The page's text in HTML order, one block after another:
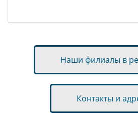
Наши филиалы в
Контакты и